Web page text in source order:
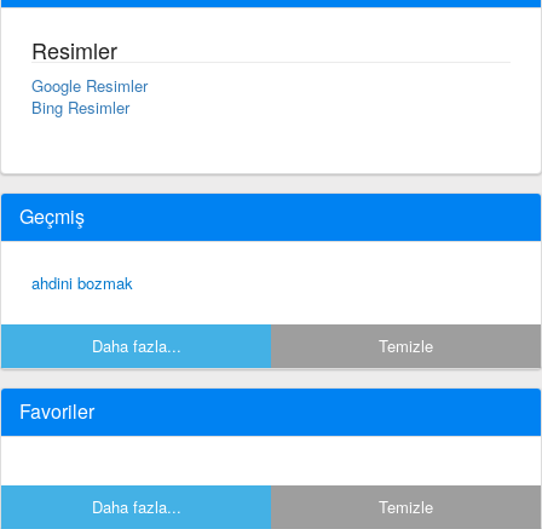
Resimler
Google Resimler
Bing Resimler
Geçmiş
ahdini bozmak
Daha fazla... Temizle
Favoriler
Daha fazla... Temizle